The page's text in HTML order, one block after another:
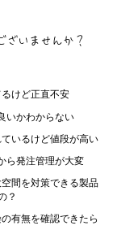
けど正直不安
ざいませんか？
いかわからない
いるけど値段が高い
ら発注管理が大変
間を対策できる製品
？
有無を確認できたら